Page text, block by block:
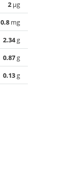
2 µg
0.8 mg
2.34g
0.87g
0.13g